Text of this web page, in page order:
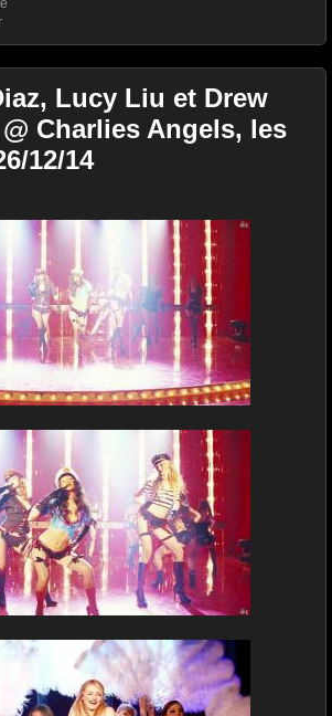
Lucy Liu et Drew
Charlies Angels, les
12/14